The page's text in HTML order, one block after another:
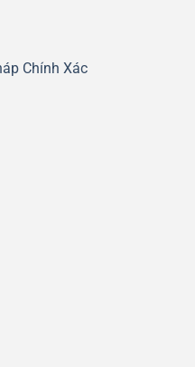
Chính Xác